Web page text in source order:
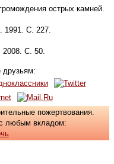
острых камней.
1991. С. 227.
2008. С. 50.
друзьям:
пожертвования.
любым вкладом: